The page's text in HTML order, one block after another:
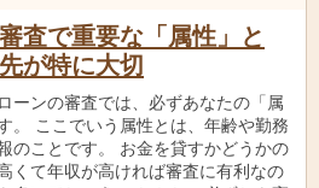
査で重要な「属性」と
が特に大切
ーンの審査では、必ずあなたの「属
。 ここでいう属性とは、年齢や勤務
のことです。 お金を貸すかどうかの
くて年収が高ければ審査に有利なの